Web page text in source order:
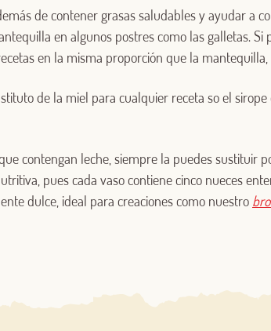
de contener grasas saludables y ayudar a
en algunos postres como las galletas.
en la misma proporción que la
de la miel para cualquier receta so el
contengan leche, siempre la puedes sustituir
pues cada vaso contiene cinco nueces
dulce, ideal para creaciones como nuestro